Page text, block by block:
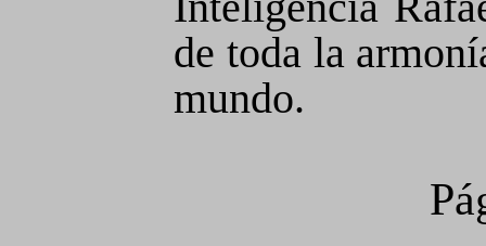
de toda la
mundo.